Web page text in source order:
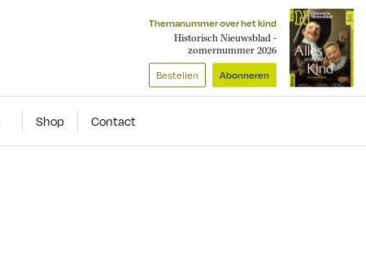
Themanummer over het kind
Historisch Nieuwsblad -
zomernummer 2026
Bestellen Abonneren
Shop Contact